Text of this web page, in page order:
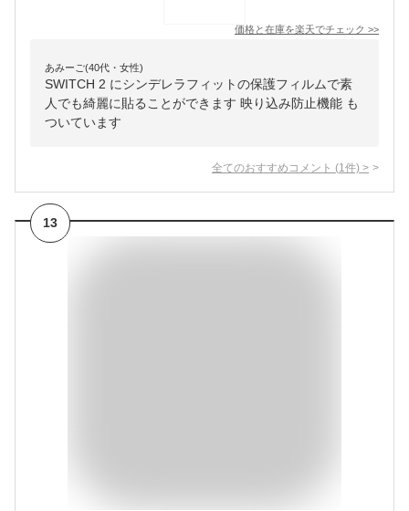
価格と在庫を楽天でチェック >>
あみーご(40代・女性)
SWITCH 2 にシンデレラフィットの保護フィルムで素
人でも綺麗に貼ることができます 映り込み防止機能 も
ついています
全てのおすすめコメント (1 件) >
13